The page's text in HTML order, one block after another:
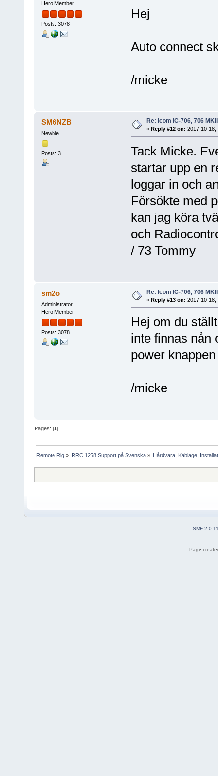
Hero Member
Posts: 3078
Hej
Auto connect
/micke
SM6NZB
Newbie
Posts: 3
Re: Icom IC-706, 706
« Reply #12 on: 2017-10-18,
Tack Micke.
startar upp en
loggar in och
Försökte med
kan jag köra
och
/ 73 Tommy
sm2o
Administrator
Hero Member
Posts: 3078
Re: Icom IC-706, 706
« Reply #13 on: 2017-10-18,
Hej om du
inte finnas nån
power
/micke
Pages: [1]
Remote Rig » RRC 1258 Support på Svenska» Hårdvara, Kablage,
SMF 2.0.11
Page